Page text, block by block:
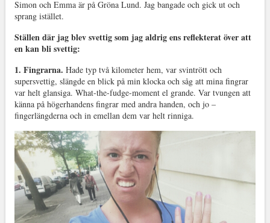
Simon och Emma är på Gröna Lund. Jag bangade och gick ut och
sprang istället.
Ställen där jag blev svettig som jag aldrig ens reflekterat över att
en kan bli svettig:
1. Fingrarna. Hade typ två kilometer hem, var svintrött och
supersvettig, slängde en blick på min klocka och såg att mina fingrar
var helt glansiga. What-the-fudge-moment el grande. Var tvungen att
känna på högerhandens fingrar med andra handen, och jo –
fingerlängderna och in emellan dem var helt rinniga.